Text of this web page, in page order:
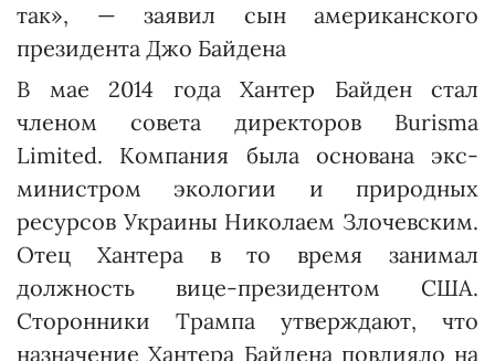
так», — заявил сын американского
президента Джо Байдена
В мае 2014 года Хантер Байден стал
членом совета директоров Burisma
Limited. Компания была основана экс-
министром экологии и природных
ресурсов Украины Николаем Злочевским.
Отец Хантера в то время занимал
должность вице-президентом США.
Сторонники Трампа утверждают, что
назначение Хантера Байдена повлияло на